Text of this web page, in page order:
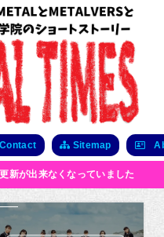
Sitemap
新が出来なくなっていました